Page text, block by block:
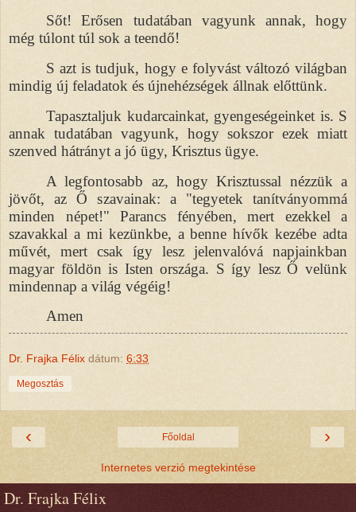
Sőt! Erősen tudatában vagyunk annak, hogy
még túlont túl sok a teendő!
S azt is tudjuk, hogy e folyvást változó világban
mindig új feladatok és újnehézségek állnak előttünk.
Tapasztaljuk kudarcainkat, gyengeségeinket is. S
annak tudatában vagyunk, hogy sokszor ezek miatt
szenved hátrányt a jó ügy, Krisztus ügye.
A legfontosabb az, hogy Krisztussal nézzük a
jövőt, az Ő szavainak: a "tegyetek tanítványommá
minden népet!" Parancs fényében, mert ezekkel a
szavakkal a mi kezünkbe, a benne hívők kezébe adta
művét, mert csak így lesz jelenvalóvá napjainkban
magyar földön is Isten országa. S így lesz Ő velünk
mindennap a világ végéig!
Amen
Dr. Frajka Félix dátum: 6:33
Megosztás
‹ ›
Főoldal
Internetes verzió megtekintése
Dr. Frajka Félix